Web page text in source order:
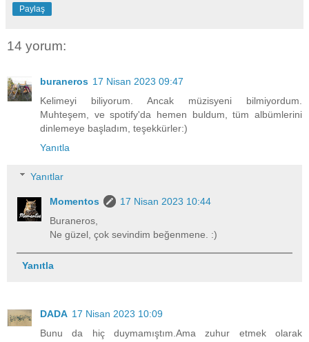
Paylaş
14 yorum:
buraneros 17 Nisan 2023 09:47
Kelimeyi biliyorum. Ancak müzisyeni bilmiyordum.
Muhteşem, ve spotify'da hemen buldum, tüm albümlerini
dinlemeye başladım, teşekkürler:)
Yanıtla
Yanıtlar
Momentos
17 Nisan 2023 10:44
Buraneros,
Ne güzel, çok sevindim beğenmene. :)
Yanıtla
DADA 17 Nisan 2023 10:09
Bunu da hiç duymamıştım.Ama zuhur etmek olarak